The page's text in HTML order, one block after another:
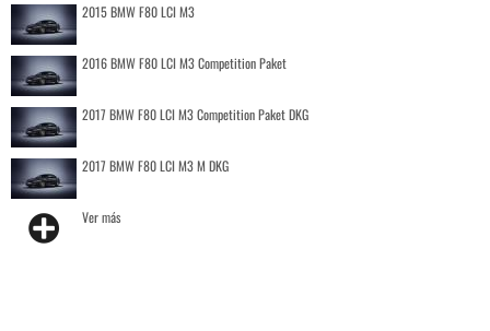
2015 BMW F80 LCI M3
2016 BMW F80 LCI M3 Competition Paket
2017 BMW F80 LCI M3 Competition Paket DKG
2017 BMW F80 LCI M3 M DKG
Ver más